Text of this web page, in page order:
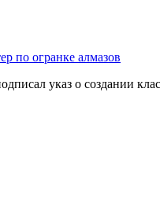
по огранке алмазов
указ о создании